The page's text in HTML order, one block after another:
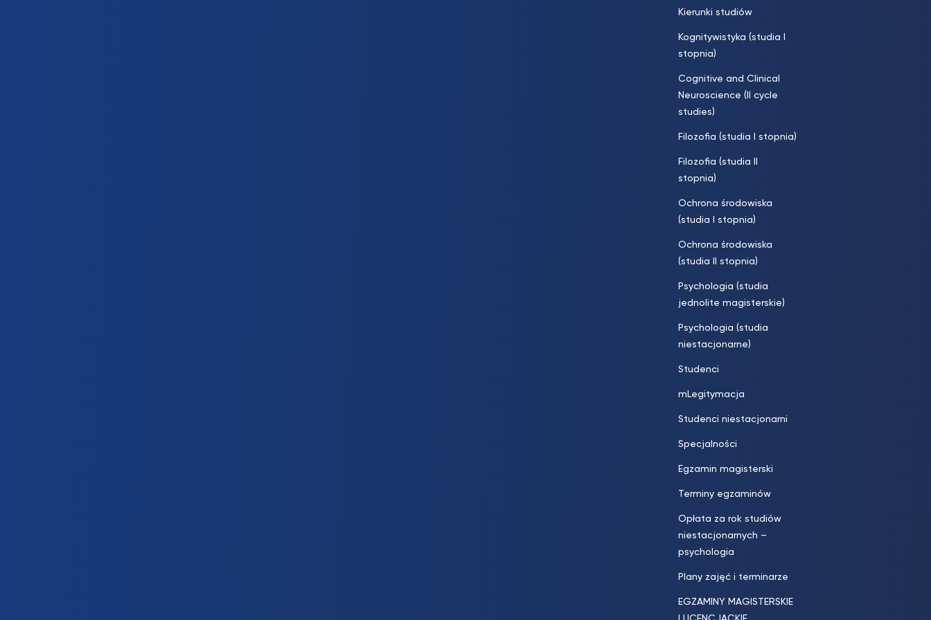
Kierunki studiów
Kognitywistyka (studia I
stopnia)
Cognitive and Clinical
Neuroscience (II cycle
studies)
Filozofia (studia I stopnia)
Filozofia (studia II
stopnia)
Ochrona środowiska
(studia I stopnia)
Ochrona środowiska
(studia II stopnia)
Psychologia (studia
jednolite magisterskie)
Psychologia (studia
niestacjonarne)
Studenci
mLegitymacja
Studenci niestacjonarni
Specjalności
Egzamin magisterski
Terminy egzaminów
Opłata za rok studiów
niestacjonarnych –
psychologia
Plany zajęć i terminarze
EGZAMINY MAGISTERSKIE